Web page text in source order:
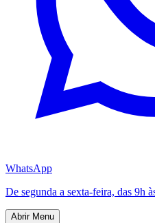
WhatsApp
De segunda a sexta-feira, das 9h
Abrir Menu